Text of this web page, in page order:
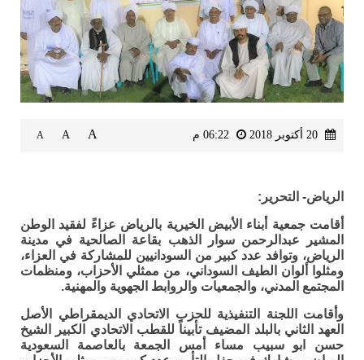
A
A
A
الرياض- التحرير:
أقامت جمعية أبناء الأبيض الخيرية بالرياض عزاءً لفقيد الوطن
المشير عبدالرحمن سوار الذهب بقاعة الصالحية في مدينة
الرياض، وتوافد عدد كبير من السودانيين للمشاركة في العزاء،
ومثلوا ألوان الطيف السوداني، من ممثلي الأحزاب، ومنظمات
المجتمع المدني، والجمعيات والروابط الجهوية والمهنية.
وأقامت اللجنة التنفيذية للحزب الاتحادي الديمقراطي الأصل
العهد الثاني بالبلد المضيف تأبيناً للقطب الاتحادي الكبير الشيخ
حسن ابو سبيب مساء أمس الجمعة بالعاصمة السعودية